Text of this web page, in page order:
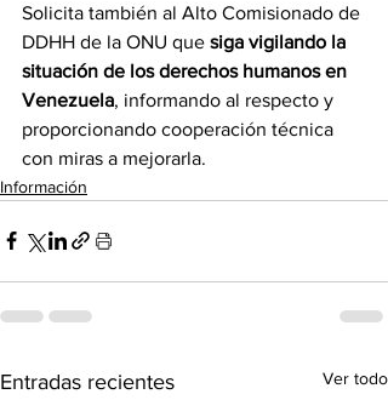
Solicita también al Alto Comisionado de
DDHH de la ONU que siga vigilando la
situación de los derechos humanos en
Venezuela, informando al respecto y
proporcionando cooperación técnica
con miras a mejorarla.
Información
Entradas recientes Ver todo